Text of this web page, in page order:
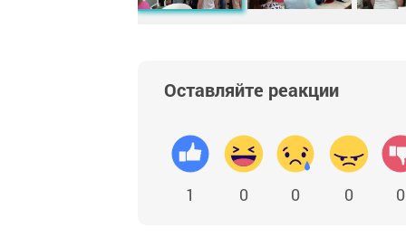
Оставляйте реакции
1 0 0 0 0